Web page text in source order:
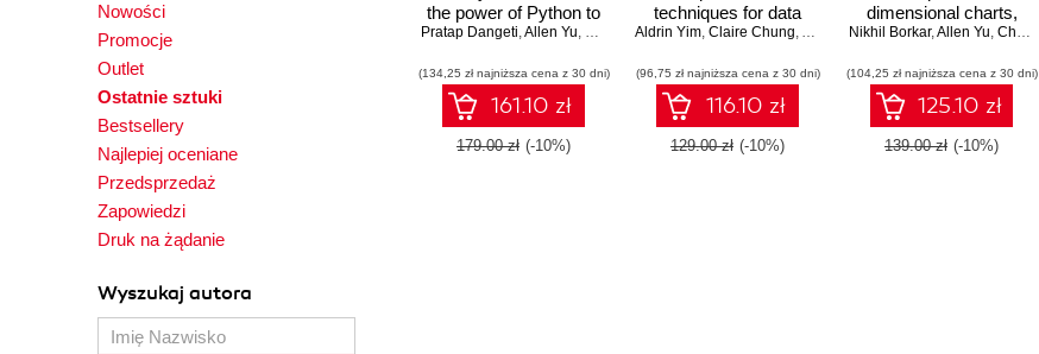
Nowości
Promocje
Outlet
Ostatnie sztuki
Bestsellery
Najlepiej oceniane
Przedsprzedaż
Zapowiedzi
Druk na żądanie
Wyszukaj autora
the power of Python to
analyze and find hidden
Pratap Dangeti,Allen Yu, Claire Chung ,Aldrin Yim, Theodore Petrou
(134,25 zł najniższa cena z 30 dni)
161.10 zł
179.00 zł (-10%)
techniques for data
visualization with
Edition
Aldrin Yim, Claire Chung, Allen Yu
(96,75 zł najniższa cena z 30 dni)
116.10 zł
129.00 zł (-10%)
dimensional charts,
graphs, and plots in
Nikhil Borkar,Allen Yu, Christopher Shoe
(104,25 zł najniższa cena z 30 dni)
125.10 zł
139.00 zł (-10%)